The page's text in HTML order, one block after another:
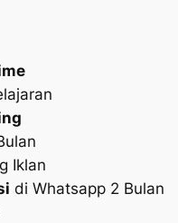
Iklan
di Whatsapp 2 Bulan